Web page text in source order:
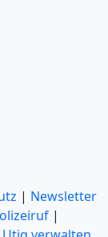
| Newsletter
|